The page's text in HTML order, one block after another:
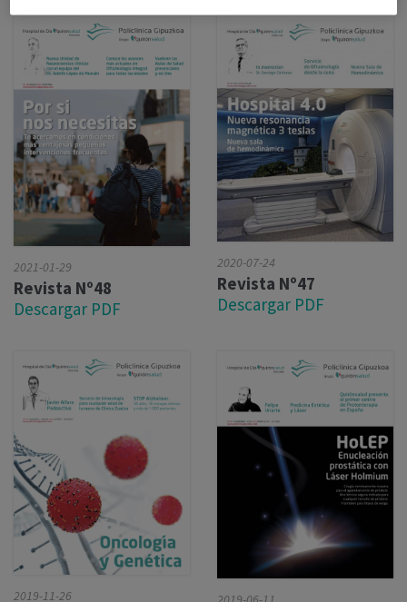
2021-01-29
Revista Nº48
Descargar PDF
2020-07-24
Revista Nº47
Descargar PDF
2019-11-26